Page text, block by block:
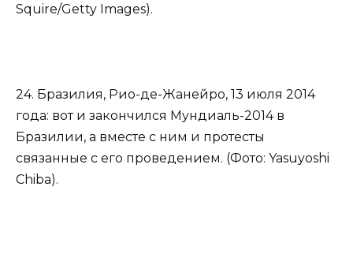
Squire/Getty Images).
24. Бразилия, Рио-де-Жанейро, 13 июля 2014
года: вот и закончился Мундиаль-2014 в
Бразилии, а вместе с ним и протесты
связанные с его проведением. (Фото: Yasuyoshi
Chiba).